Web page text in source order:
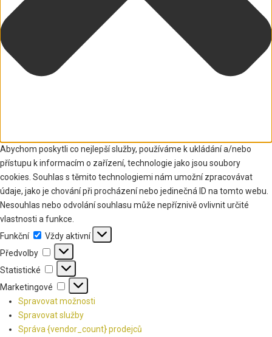
Abychom poskytli co nejlepší služby, používáme k ukládání a/nebo
přístupu k informacím o zařízení, technologie jako jsou soubory
cookies. Souhlas s těmito technologiemi nám umožní zpracovávat
údaje, jako je chování při procházení nebo jedinečná ID na tomto webu.
Nesouhlas nebo odvolání souhlasu může nepříznivě ovlivnit určité
vlastnosti a funkce.
Funkční
Funkční
Vždy aktivní
Předvolby
Předvolby
Statistické Statistické
Marketingové
Marketingové
Spravovat možnosti
Spravovat služby
Správa {vendor_count} prodejců